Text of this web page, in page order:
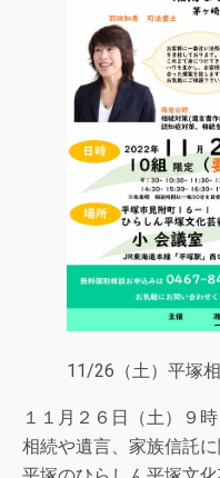
11/26（土）平塚
１１月２６日（土）９
相続や遺言、家族信託に